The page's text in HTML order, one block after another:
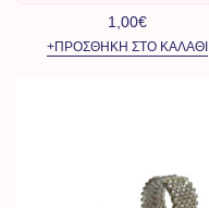
1,00€
+ΠΡΟΣΘΉΚΗ ΣΤΟ ΚΑΛΆΘΙ